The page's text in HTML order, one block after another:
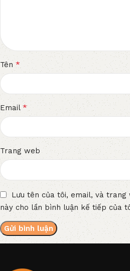
Tên *
Email *
Trang web
Lưu tên của tôi, email, và
này cho lần bình luận kế tiếp của